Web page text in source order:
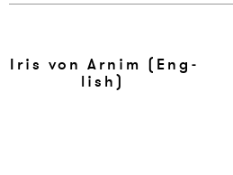
Iris von Ar­nim (Eng­
li­sh)